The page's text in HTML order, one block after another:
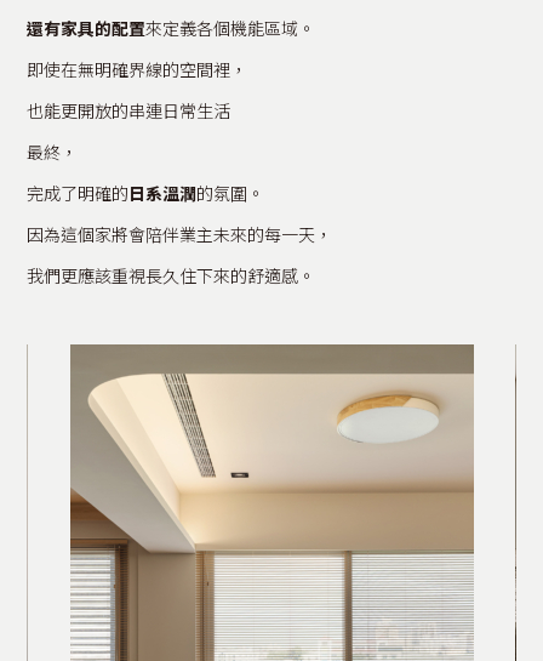
還有家具的配置來定義各個機能區域。
即使在無明確界線的空間裡，
也能更開放的串連日常生活
最終，
完成了明確的日系溫潤的氛圍。
因為這個家將會陪伴業主未來的每一天，
我們更應該重視長久住下來的舒適感。